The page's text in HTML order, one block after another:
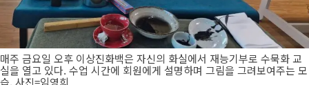
매주 금요일 오후 이상진화백은 자신의 화실에서 재능기부로 수묵화 교
실을 열고 있다. 수업 시간에 회원에게 설명하며 그림을 그려보여주는 모
습. 사진=임영희